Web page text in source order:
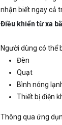
nhận biết ngay cả
Điều khiển từ xa
Người dùng có thể
Đèn
Quạt
Bình nóng
Thiết bị điện
Thông qua ứng